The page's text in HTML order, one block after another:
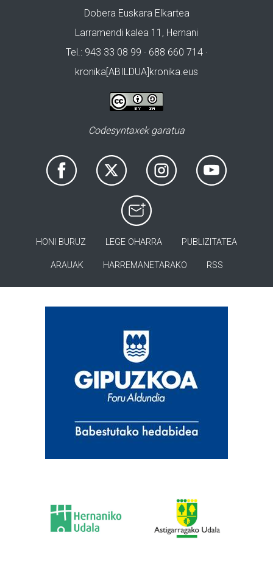
Dobera Euskara Elkartea
Larramendi kalea 11, Hernani
Tel.: 943 33 08 99 · 688 660 714 ·
kronika[ABILDUA]kronika.eus
Codesyntaxek garatua
HONI BURUZ LEGE OHARRA PUBLIZITATEA
ARAUAK HARREMANETARAKO RSS